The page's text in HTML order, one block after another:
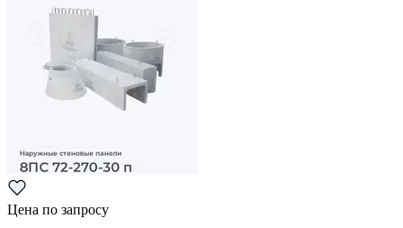
Цена по запросу